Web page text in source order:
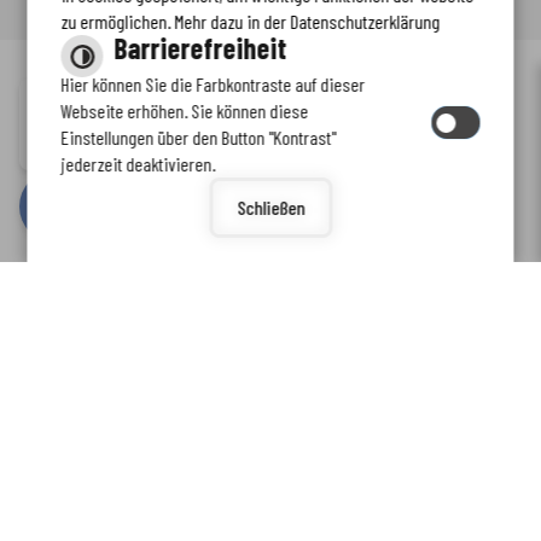
Inhalt-Impressum-Datenschutzerklärung Kontaktformular -
Barrierefreiheit
bycm citymedia GmbH
Immer auf dem neuesten Stand
www.enkreis.de möchte Ihnen Benachrichtigungen senden
zu ermöglichen. Mehr dazu in der Datenschutzerklärung
Barrierefreiheit
Hier können Sie die Farbkontraste auf dieser
Webseite erhöhen. Sie können diese
Einstellungen über den Button "Kontrast"
jederzeit deaktivieren.
Schließen